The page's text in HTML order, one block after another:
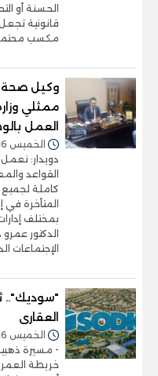
الحسنة أو
قانونية
مكسب
وكيل صحة
ممثلي
العمل
الخميس 16/أبريل/2026 - 04:12 م
دويدار:
القواعد
كاملة
المتأخرة
بمختلف
الدكتور
الإجتماعات
"سوديك"..
العقارى
الخميس 16/أبريل/2026 - 02:50 م
- مسيرة
خريطة